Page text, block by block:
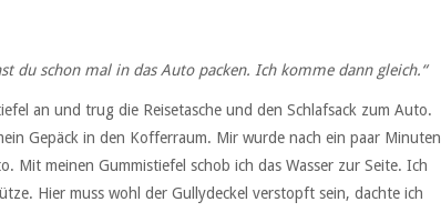
du schon mal in das Auto packen. Ich komme dann gleich.“
an und trug die Reisetasche und den Schlafsack zum Auto.
Gepäck in den Kofferraum. Mir wurde nach ein paar Minuten
Mit meinen Gummistiefel schob ich das Wasser zur Seite. Ich
Hier muss wohl der Gullydeckel verstopft sein, dachte ich